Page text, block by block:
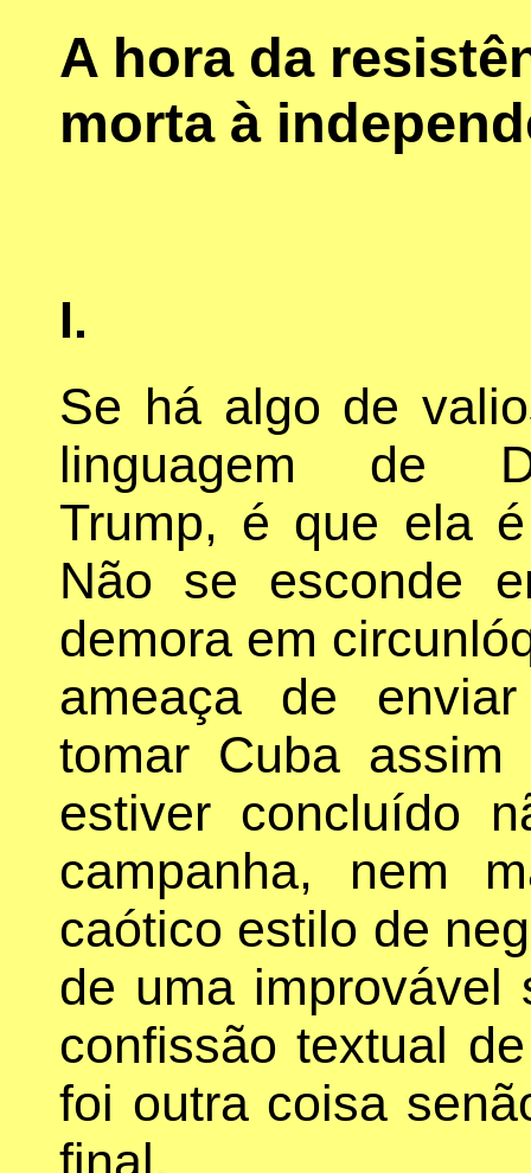
A hora da
morta à
I.
Se há algo de
linguagem de
Trump, é que ela
Não se esconde
demora em
ameaça de
tomar Cuba
estiver concluído
campanha, nem
caótico estilo de
de uma improvável
confissão textual
foi outra coisa
final.